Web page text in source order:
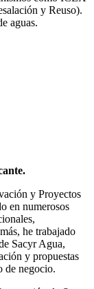
y Reuso).
aguas.
y Proyectos
en numerosos
he trabajado
Sacyr Agua,
y propuestas
de negocio.